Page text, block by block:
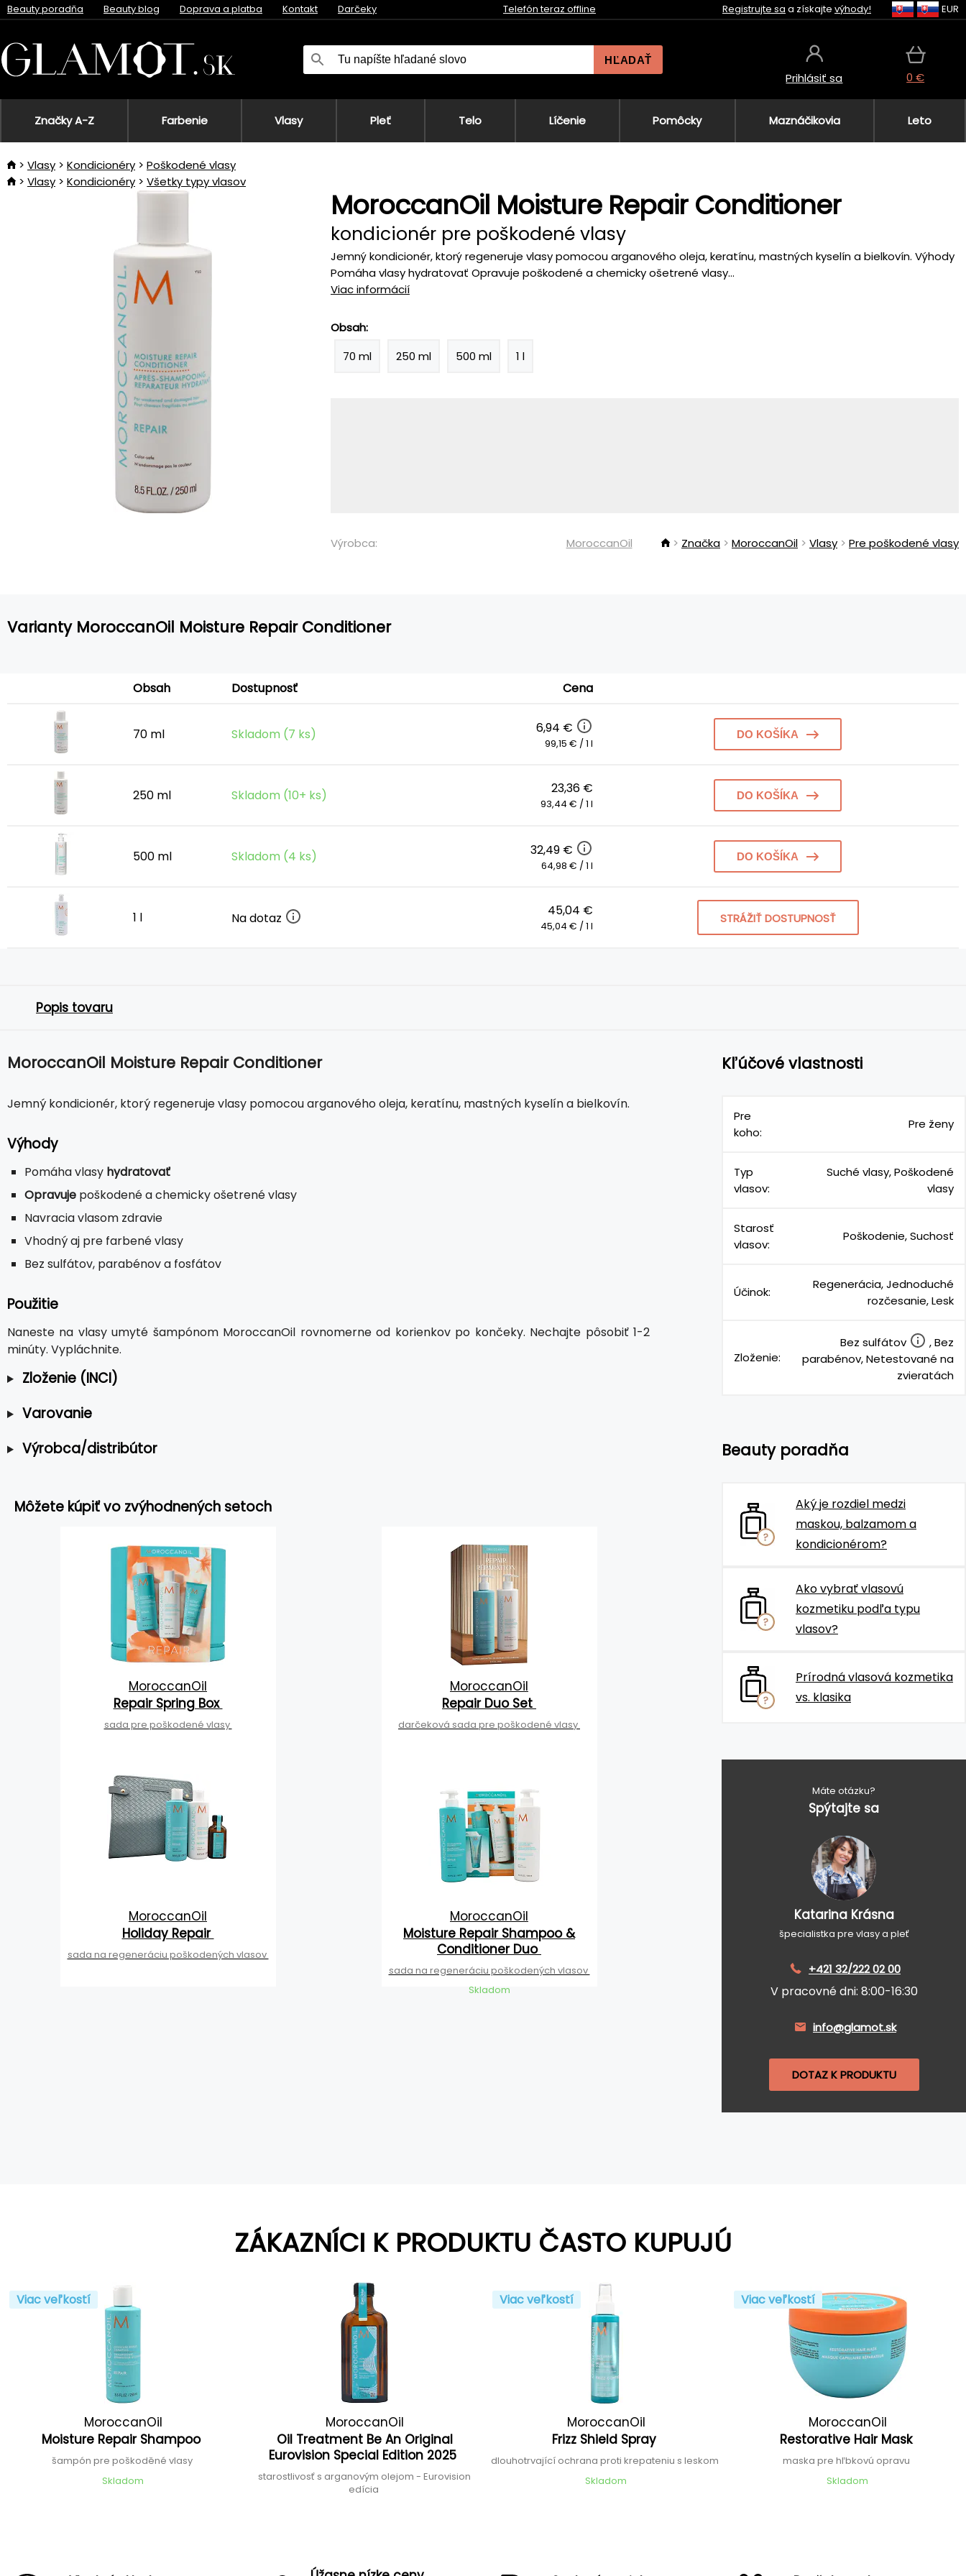
Beauty poradňa Beauty blog Doprava a platba Kontakt Darčeky Telefón teraz offline Registrujte sa a získajte výhody! EUR
HĽADAŤ
Prihlásiť sa 0 €
Značky A-Z Farbenie Vlasy Pleť Telo Líčenie Pomôcky Maznáčikovia Leto
Vlasy Kondicionéry
Poškodené vlasy
Vlasy
Kondicionéry Všetky typy vlasov
MoroccanOil Moisture Repair Conditioner
kondicionér pre poškodené vlasy
Jemný kondicionér, ktorý regeneruje vlasy pomocou arganového oleja, keratínu, mastných kyselín a bielkovín. Výhody
Pomáha vlasy hydratovať Opravuje poškodené a chemicky ošetrené vlasy...
Viac informácií
Obsah:
70 ml
250 ml 500 ml 1 l
Výrobca: MoroccanOil Značka MoroccanOil Vlasy Pre poškodené vlasy
Varianty MoroccanOil Moisture Repair Conditioner
Obsah Dostupnosť Cena
70 ml Skladom (7 ks) 6,94 €
99,15 € / 1 l
DO KOŠÍKA
250 ml Skladom (10+ ks) 23,36 €
93,44 € / 1 l
DO KOŠÍKA
500 ml Skladom (4 ks) 32,49 €
64,98 € / 1 l
DO KOŠÍKA
1 l Na dotaz 45,04 €
45,04 € / 1 l
STRÁŽIŤ DOSTUPNOSŤ
Popis tovaru
MoroccanOil Moisture Repair Conditioner
Jemný kondicionér, ktorý regeneruje vlasy pomocou arganového oleja, keratínu, mastných kyselín a bielkovín.
Výhody
Pomáha vlasy hydratovať
Opravuje poškodené a chemicky ošetrené vlasy
Navracia vlasom zdravie
Vhodný aj pre farbené vlasy
Bez sulfátov, parabénov a fosfátov
Použitie
Naneste na vlasy umyté šampónom MoroccanOil rovnomerne od korienkov po končeky. Nechajte pôsobiť 1-2
minúty. Vypláchnite.
Zloženie (INCI)
Varovanie
Výrobca/distribútor
Môžete kúpiť vo zvýhodnených setoch
MoroccanOil
Repair Spring Box
sada pre poškodené vlasy
MoroccanOil
Repair Duo Set
darčeková sada pre poškodené vlasy
MoroccanOil
Holiday Repair
sada na regeneráciu poškodených vlasov
MoroccanOil
Moisture Repair Shampoo &
Conditioner Duo
sada na regeneráciu poškodených vlasov
Skladom
Kľúčové vlastnosti
Pre
koho:
Pre ženy
Typ
vlasov:
Suché vlasy, Poškodené
vlasy
Starosť
vlasov:
Poškodenie, Suchosť
Účinok:
Regenerácia, Jednoduché
rozčesanie, Lesk
Zloženie:
Bez sulfátov
, Bez
parabénov, Netestované na
zvieratách
Beauty poradňa
Aký je rozdiel medzi
maskou, balzamom a
kondicionérom?
Ako vybrať vlasovú
kozmetiku podľa typu
vlasov?
Prírodná vlasová kozmetika
vs. klasika
Máte otázku?
Spýtajte sa
Katarina Krásna
špecialistka pre vlasy a pleť
+421 32/222 02 00
V pracovné dni: 8:00-16:30
info@glamot.sk
DOTAZ K PRODUKTU
ZÁKAZNÍCI K PRODUKTU ČASTO KUPUJÚ
Viac veľkostí
MoroccanOil
Moisture Repair Shampoo
šampón pre poškoděné vlasy
Skladom
MoroccanOil
Oil Treatment Be An Original
Eurovision Special Edition 2025
starostlivosť s arganovým olejom - Eurovision
edícia
Viac veľkostí
MoroccanOil
Frizz Shield Spray
dlouhotrvající ochrana proti krepateniu s leskom
Skladom
Viac veľkostí
MoroccanOil
Restorative Hair Mask
maska pre hľbkovú opravu
Skladom